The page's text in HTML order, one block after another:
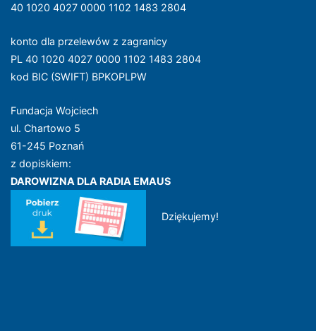
40 1020 4027 0000 1102 1483 2804
konto dla przelewów z zagranicy
PL 40 1020 4027 0000 1102 1483 2804
kod BIC (SWIFT) BPKOPLPW
Fundacja Wojciech
ul. Chartowo 5
61-245 Poznań
z dopiskiem:
DAROWIZNA DLA RADIA EMAUS
Dziękujemy!